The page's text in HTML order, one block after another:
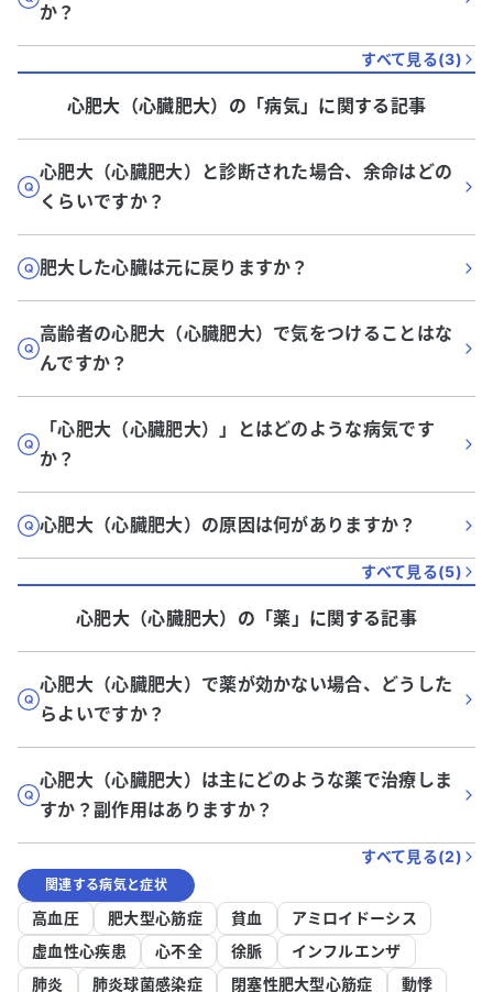
か？
すべて見る(3)
心肥大（心臓肥大） の「病気」に関する記事
心肥大（心臓肥大）と診断された場合、余命はどの
くらいですか？
肥大した心臓は元に戻りますか？
高齢者の心肥大（心臓肥大）で気をつけることはな
んですか？
「心肥大（心臓肥大）」とはどのような病気です
か？
心肥大（心臓肥大）の原因は何がありますか？
すべて見る(5)
心肥大（心臓肥大） の「薬 」に関する記事
心肥大（心臓肥大）で薬が効かない場合、どうした
らよいですか？
心肥大（心臓肥大）は主にどのような薬で治療しま
すか？副作用はありますか？
すべて見る(2)
関連する病気と症状
高血圧 肥大型心筋症 貧血
アミロイドーシス
虚血性心疾患
心不全 徐脈
インフルエンザ
肺炎
肺炎球菌感染症 閉塞性肥大型心筋症 動悸